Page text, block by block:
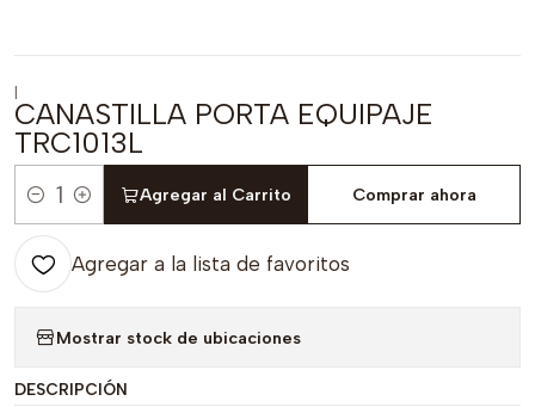
|
CANASTILLA PORTA EQUIPAJE
TRC1013L
Cantidad
Agregar al Carrito Comprar ahora
Agregar a la lista de favoritos
Mostrar stock de ubicaciones
DESCRIPCIÓN